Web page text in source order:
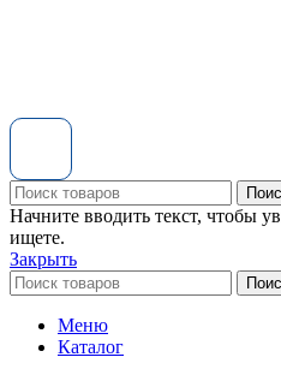
Начните вводить текст, чтобы
ищете.
Закрыть
Меню
Каталог